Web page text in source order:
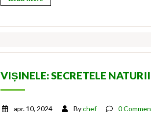
VIȘINELE: SECRETELE
apr. 10, 2024 Bychef 0